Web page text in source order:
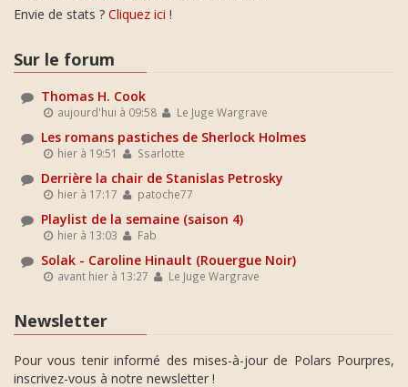
Envie de stats ? Cliquez ici !
Sur le forum
Thomas H. Cook
aujourd'hui à 09:58 Le Juge Wargrave
Les romans pastiches de Sherlock Holmes
hier à 19:51 Ssarlotte
Derrière la chair de Stanislas Petrosky
hier à 17:17 patoche77
Playlist de la semaine (saison 4)
hier à 13:03 Fab
Solak - Caroline Hinault (Rouergue Noir)
avant hier à 13:27 Le Juge Wargrave
Newsletter
Pour vous tenir informé des mises-à-jour de Polars Pourpres,
inscrivez-vous à notre newsletter !